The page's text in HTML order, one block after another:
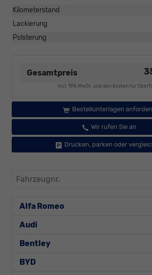
Kilometerstand
Lackierung
Polsterung
Gesamtpreis
incl. 19% MwSt. und den Kosten für
Bestellunterlagen
Wir rufen Sie an
Drucken, parken oder
Fahrzeugnr.
Alfa Romeo
Audi
Bentley
BYD